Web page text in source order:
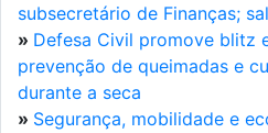
subsecretário de Finanças;
» Defesa Civil promove blitz
prevenção de queimadas e
durante a seca
» Segurança, mobilidade e